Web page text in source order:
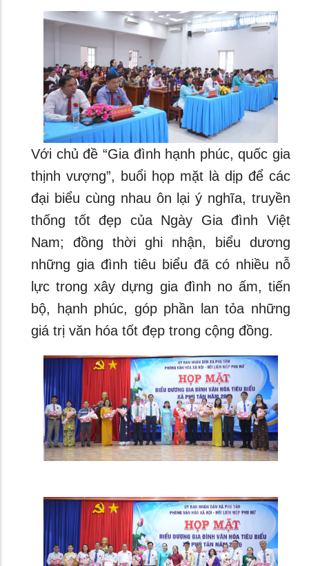
Với chủ đề “Gia đình hạnh phúc, quốc gia
thịnh vượng”, buổi họp mặt là dịp để các
đại biểu cùng nhau ôn lại ý nghĩa, truyền
thống tốt đẹp của Ngày Gia đình Việt
Nam; đồng thời ghi nhận, biểu dương
những gia đình tiêu biểu đã có nhiều nỗ
lực trong xây dựng gia đình no ấm, tiến
bộ, hạnh phúc, góp phần lan tỏa những
giá trị văn hóa tốt đẹp trong cộng đồng.